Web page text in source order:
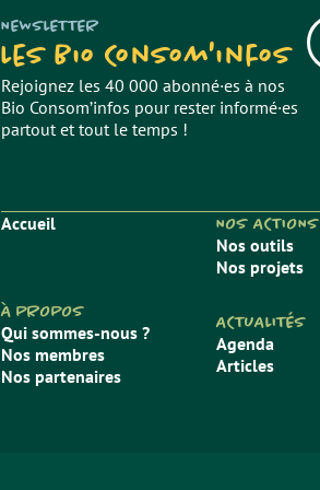
NEWSLETTER
Les Bio Consom'infos
Rejoignez les 40 000 abonné·es à nos
Bio Consom’infos pour rester informé·es
partout et tout le temps !
Accueil
À PROPOS
Qui sommes-nous ?
Nos membres
Nos partenaires
NOS ACTIONS
Nos outils
Nos projets
ACTUALITÉS
Agenda
Articles